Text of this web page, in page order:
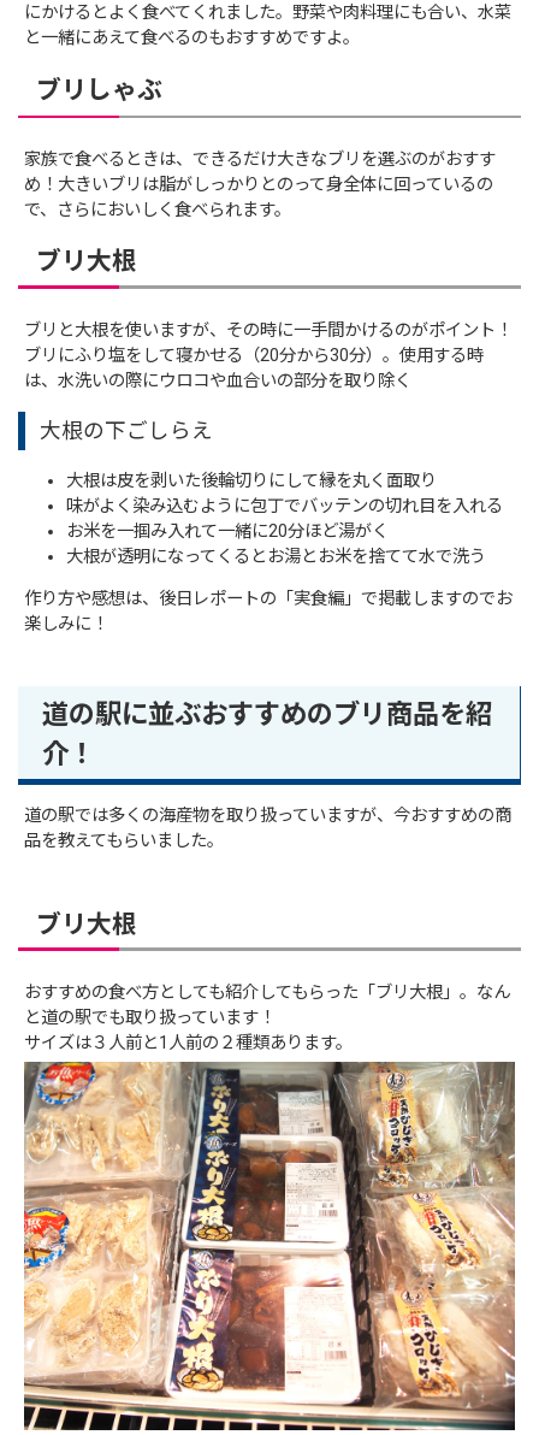
にかけるとよく食べてくれました。野菜や肉料理にも合い、水菜
と一緒にあえて食べるのもおすすめですよ。
ブリしゃぶ
家族で食べるときは、できるだけ大きなブリを選ぶのがおすす
め！大きいブリは脂がしっかりとのって身全体に回っているの
で、さらにおいしく食べられます。
ブリ大根
ブリと大根を使いますが、その時に一手間かけるのがポイント！
ブリにふり塩をして寝かせる（20分から30分）。使用する時
は、水洗いの際にウロコや血合いの部分を取り除く
大根の下ごしらえ
大根は皮を剥いた後輪切りにして縁を丸く面取り
味がよく染み込むように包丁でバッテンの切れ目を入れる
お米を一掴み入れて一緒に20分ほど湯がく
大根が透明になってくるとお湯とお米を捨てて水で洗う
作り方や感想は、後日レポートの「実食編」で掲載しますのでお
楽しみに！
道の駅に並ぶおすすめのブリ商品を紹
介！
道の駅では多くの海産物を取り扱っていますが、今おすすめの商
品を教えてもらいました。
ブリ大根
おすすめの食べ方としても紹介してもらった「ブリ大根」。なん
と道の駅でも取り扱っています！
サイズは３人前と1人前の２種類あります。